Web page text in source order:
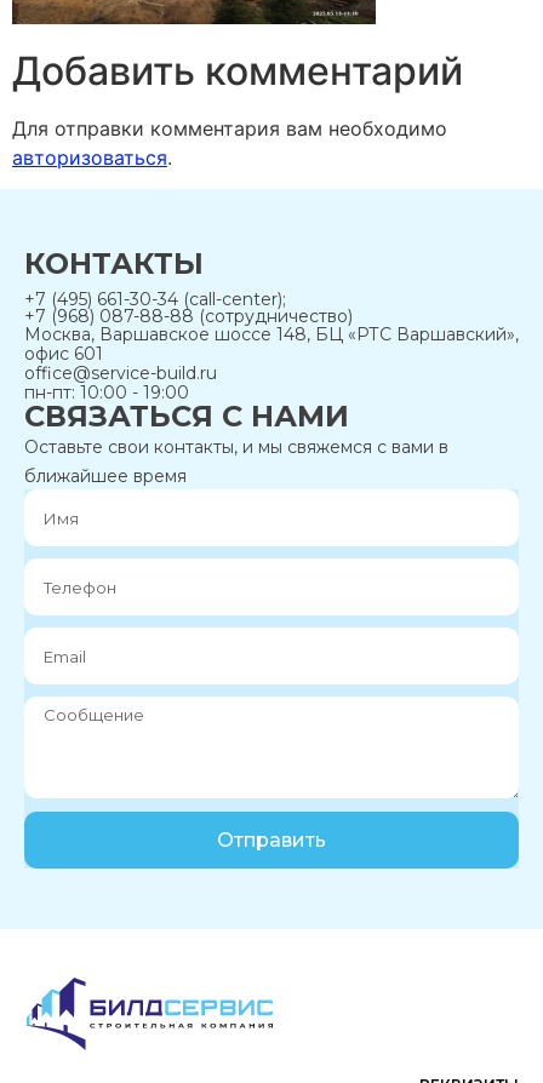
Добавить комментарий
Для отправки комментария вам необходимо
авторизоваться.
КОНТАКТЫ
+7 (495) 661-30-34 (call-center);
+7 (968) 087-88-88 (сотрудничество)
Москва, Варшавское шоссе 148, БЦ «РТС Варшавский»,
офис 601
office@service-build.ru
пн-пт: 10:00 - 19:00
СВЯЗАТЬСЯ С НАМИ
Оставьте свои контакты, и мы свяжемся с вами в
ближайшее время
Отправить